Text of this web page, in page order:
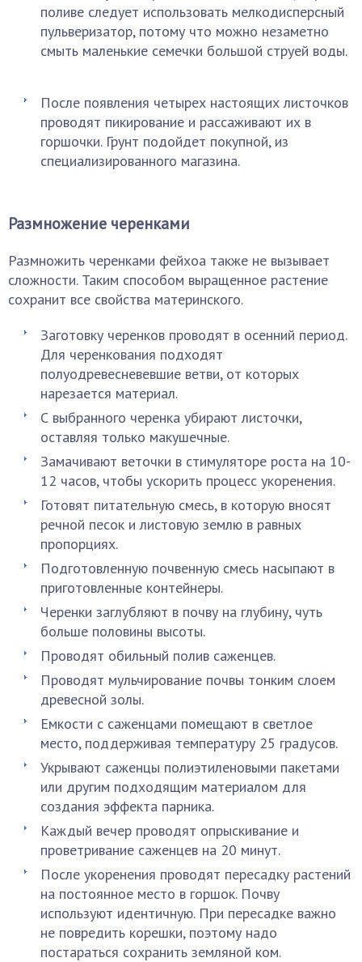
поливе следует использовать мелкодисперсный
пульверизатор, потому что можно незаметно
смыть маленькие семечки большой струей воды.
После появления четырех настоящих листочков
проводят пикирование и рассаживают их в
горшочки. Грунт подойдет покупной, из
специализированного магазина.
Размножение черенками
Размножить черенками фейхоа также не вызывает
сложности. Таким способом выращенное растение
сохранит все свойства материнского.
Заготовку черенков проводят в осенний период.
Для черенкования подходят
полуодревесневевшие ветви, от которых
нарезается материал.
С выбранного черенка убирают листочки,
оставляя только макушечные.
Замачивают веточки в стимуляторе роста на 10-
12 часов, чтобы ускорить процесс укоренения.
Готовят питательную смесь, в которую вносят
речной песок и листовую землю в равных
пропорциях.
Подготовленную почвенную смесь насыпают в
приготовленные контейнеры.
Черенки заглубляют в почву на глубину, чуть
больше половины высоты.
Проводят обильный полив саженцев.
Проводят мульчирование почвы тонким слоем
древесной золы.
Емкости с саженцами помещают в светлое
место, поддерживая температуру 25 градусов.
Укрывают саженцы полиэтиленовыми пакетами
или другим подходящим материалом для
создания эффекта парника.
Каждый вечер проводят опрыскивание и
проветривание саженцев на 20 минут.
После укоренения проводят пересадку растений
на постоянное место в горшок. Почву
используют идентичную. При пересадке важно
не повредить корешки, поэтому надо
постараться сохранить земляной ком.